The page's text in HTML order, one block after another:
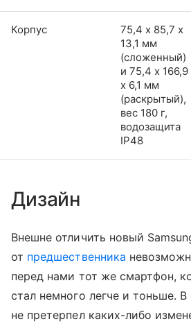
Корпус
75,4 х 85,7 х
13,1 мм
(сложенный)
и 75,4 x 166,9
x 6,1 мм
(раскрытый),
вес 180 г,
водозащита
IP48
Дизайн
Внешне отличить новый
от предшественника
перед нами тот же смартфон,
стал немного легче и тоньше.
не претерпел каких-либо